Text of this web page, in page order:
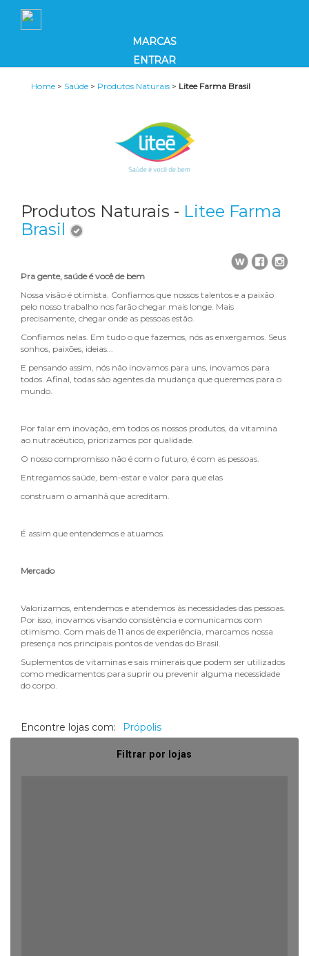
MARCAS
ENTRAR
Home > Saúde > Produtos Naturais > Litee Farma Brasil
Produtos Naturais - Litee Farma
Brasil
Pra gente, saúde é você de bem
Nossa visão é otimista. Confiamos que nossos talentos e a paixão
pelo nosso trabalho nos farão chegar mais longe. Mais
precisamente, chegar onde as pessoas estão.
Confiamos nelas. Em tudo o que fazemos, nós as enxergamos. Seus
sonhos, paixões, ideias...
E pensando assim, nós não inovamos para uns, inovamos para
todos. Afinal, todas são agentes da mudança que queremos para o
mundo.
Por falar em inovação, em todos os nossos produtos, da vitamina
ao nutracêutico, priorizamos por qualidade.
O nosso compromisso não é com o futuro, é com as pessoas.
Entregamos saúde, bem-estar e valor para que elas
construam o amanhã que acreditam.
É assim que entendemos e atuamos.
Mercado
Valorizamos, entendemos e atendemos às necessidades das pessoas.
Por isso, inovamos visando consistência e comunicamos com
otimismo. Com mais de 11 anos de experiência, marcamos nossa
presença nos principais pontos de vendas do Brasil.
Suplementos de vitaminas e sais minerais que podem ser utilizados
como medicamentos para suprir ou prevenir alguma necessidade
do corpo.
Encontre lojas com: Própolis